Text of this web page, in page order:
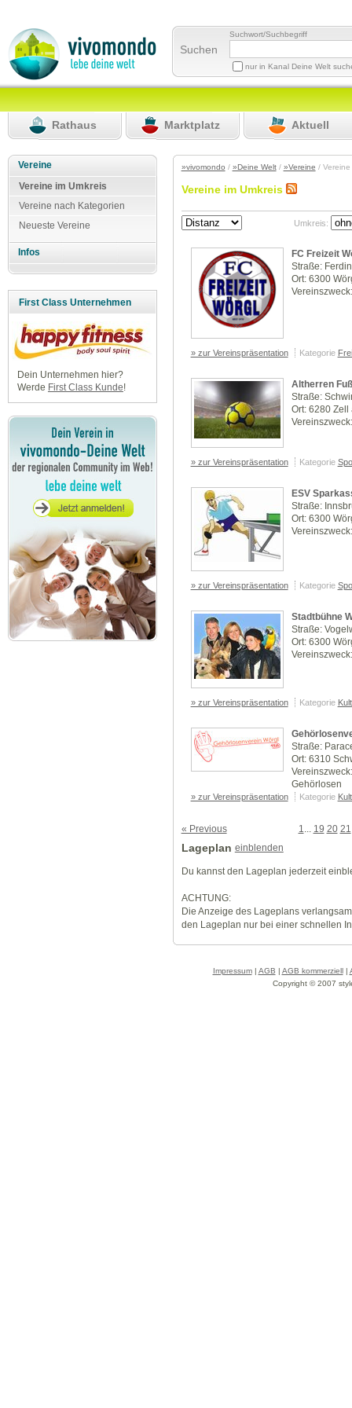
Suchen
Suchwort/Suchbegriff
nur in Kanal Deine Welt
Rathaus Marktplatz Aktuell
Vereine
Vereine im Umkreis
Vereine nach Kategorien
Neueste Vereine
Infos
First Class Unternehmen
Dein Unternehmen hier?
Werde First Class Kunde!
»vivomondo / »Deine Welt/ »Vereine /
Vereine im Umkreis
Umkreis:
FC Freizeit
Straße:
Ort: 6300
» zur Vereinspräsentation Kategorie
Altherren
Straße:
Ort: 6280 Zell
» zur Vereinspräsentation Kategorie
ESV
Straße:
Ort: 6300
» zur Vereinspräsentation Kategorie
Stadtbühne
Straße:
Ort: 6300
» zur Vereinspräsentation Kategorie
Straße:
Ort: 6310
Gehörlosen
» zur Vereinspräsentation Kategorie
« Previous 1 19 20 21
Lageplan einblenden
Du kannst den Lageplan jederzeit
ACHTUNG:
Die Anzeige des Lageplans
den Lageplan nur bei einer schnellen
Impressum| AGB | AGB kommerziell|
Copyright © 2007